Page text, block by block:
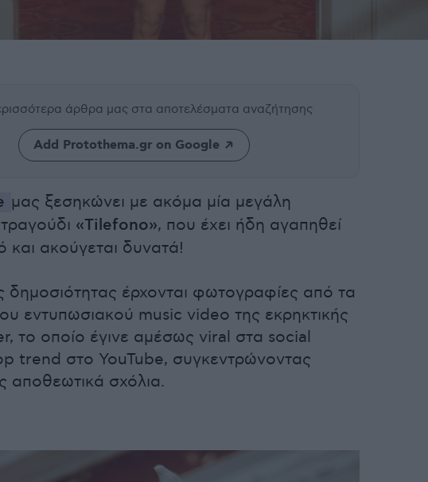
άρθρα μας στα αποτελέσματα αναζήτησης
Add Protothema.gr on Google
μας ξεσηκώνει με ακόμα μία μεγάλη
«Tilefono», που έχει ήδη αγαπηθεί
και ακούγεται δυνατά!
έρχονται φωτογραφίες από τα
εντυπωσιακού music video της εκρηκτικής
το οποίο έγινε αμέσως viral στα social
trend στο YouTube, συγκεντρώνοντας
αποθεωτικά σχόλια.